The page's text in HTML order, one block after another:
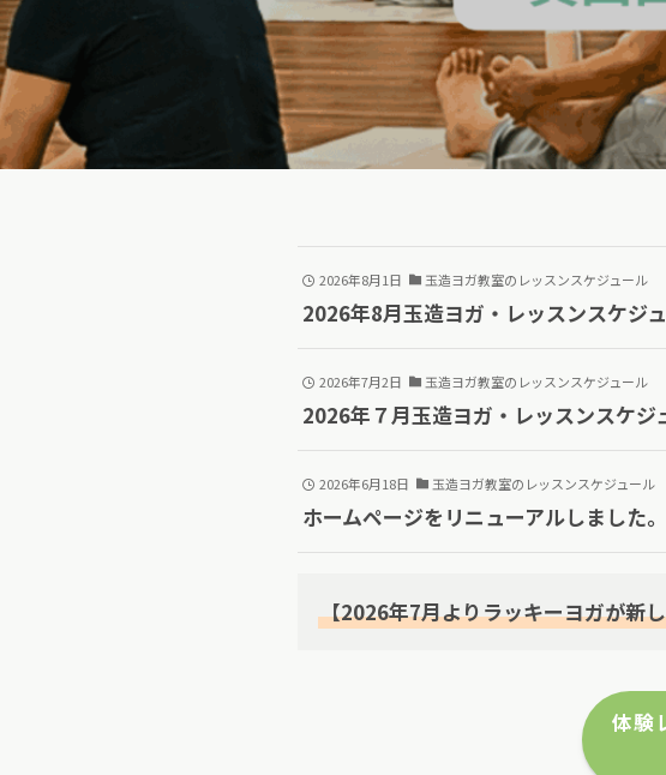
2026年8月1日 玉造ヨガ教室のレッスンスケジュール
2026年8月玉造ヨガ・レッスンスケジ
2026年7月2日 玉造ヨガ教室のレッスンスケジュール
2026年７月玉造ヨガ・レッスンスケジ
2026年6月18日 玉造ヨガ教室のレッスンスケジュール
ホームページをリニューアルしました。
【2026年7月よりラッキーヨガが新
体験